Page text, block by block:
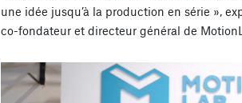
une idée jusqu’à la production en série »,
co-fondateur et directeur général de